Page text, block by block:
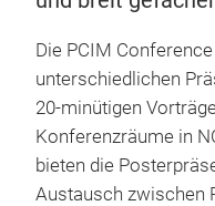
Die PCIM
unterschiedlichen
20-minütigen
Konferenzräume in
bieten die
Austausch zwischen